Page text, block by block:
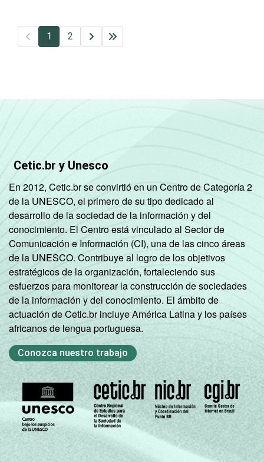
1 2
Cetic.br y Unesco
En 2012, Cetic.br se convirtió en un Centro de Categoría 2
de la UNESCO, el primero de su tipo dedicado al
desarrollo de la sociedad de la información y del
conocimiento. El Centro está vinculado al Sector de
Comunicación e Información (CI), una de las cinco áreas
de la UNESCO. Contribuye al logro de los objetivos
estratégicos de la organización, fortaleciendo sus
esfuerzos para monitorear la construcción de sociedades
de la información y del conocimiento. El ámbito de
actuación de Cetic.br incluye América Latina y los países
africanos de lengua portuguesa.
Conozca nuestro trabajo